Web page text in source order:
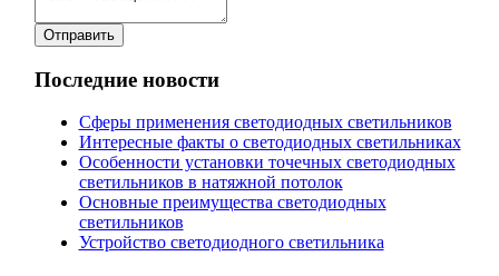
Последние новости
Сферы применения светодиодных светильников
Интересные факты о светодиодных светильниках
Особенности установки точечных светодиодных
светильников в натяжной потолок
Основные преимущества светодиодных
светильников
Устройство светодиодного светильника